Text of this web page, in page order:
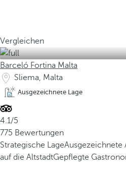
Vergleichen
Barceló Fortina Malta
Sliema, Malta
Ausgezeichnete Lage
4.1/5
775 Bewertungen
Strategische LageAusgezeichnete
auf die AltstadtGepflegte